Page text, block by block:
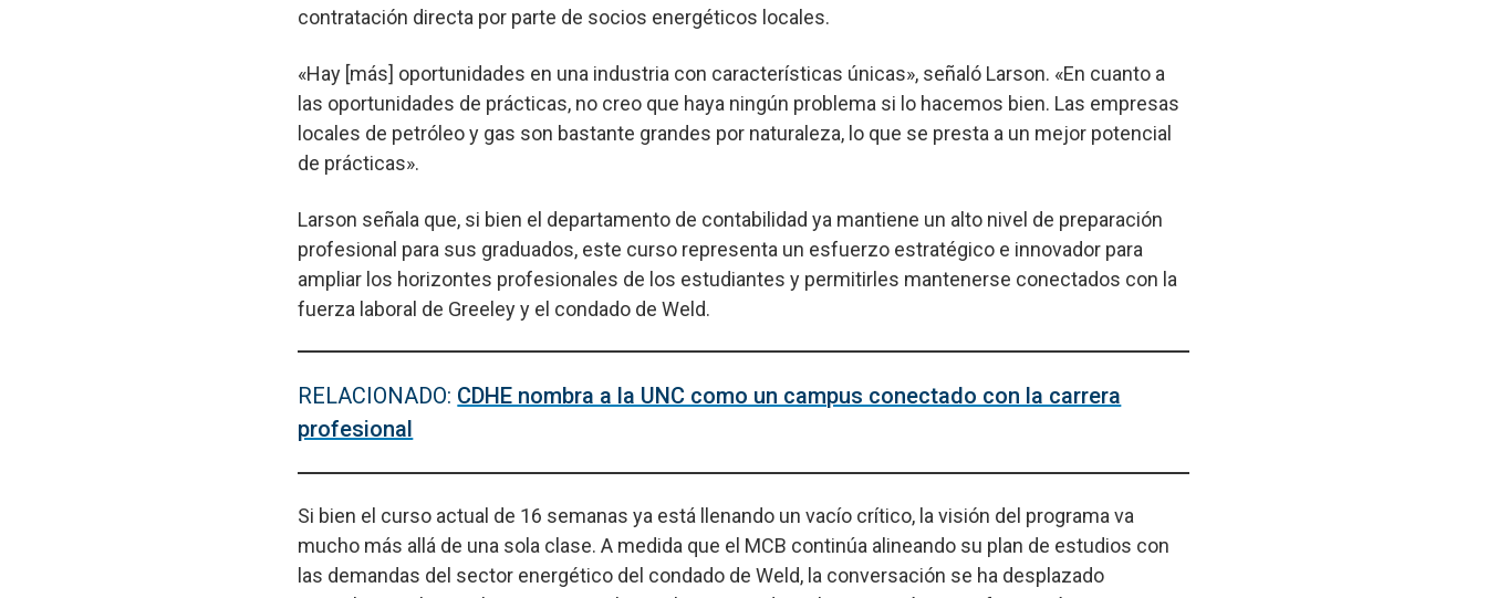
contratación directa por parte de socios energéticos locales.
«Hay [más] oportunidades en una industria con características únicas», señaló Larson. «En cuanto a
las oportunidades de prácticas, no creo que haya ningún problema si lo hacemos bien. Las empresas
locales de petróleo y gas son bastante grandes por naturaleza, lo que se presta a un mejor potencial
de prácticas».
Larson señala que, si bien el departamento de contabilidad ya mantiene un alto nivel de preparación
profesional para sus graduados, este curso representa un esfuerzo estratégico e innovador para
ampliar los horizontes profesionales de los estudiantes y permitirles mantenerse conectados con la
fuerza laboral de Greeley y el condado de Weld.
RELACIONADO: CDHE nombra a la UNC como un campus conectado con la carrera
profesional
Si bien el curso actual de 16 semanas ya está llenando un vacío crítico, la visión del programa va
mucho más allá de una sola clase. A medida que el MCB continúa alineando su plan de estudios con
las demandas del sector energético del condado de Weld, la conversación se ha desplazado